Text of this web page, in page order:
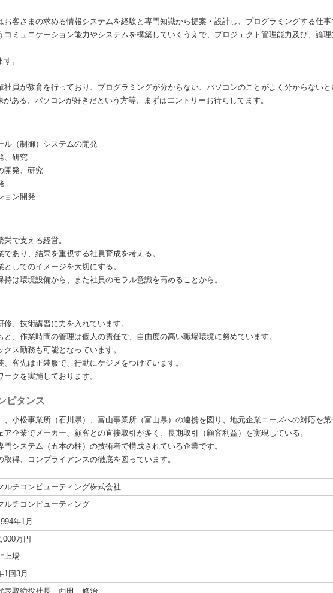
お客さまの求める情報システムを経験と専門知識から提案・設計し、プログラミングする仕
コミュニケーション能力やシステムを構築していくうえで、プロジェクト管理能力及び、論理
す。
社員が教育を行っており、プログラミングが分からない、パソコンのことがよく分からないと
ある、パソコンが好きだという方等、まずはエントリーお待ちしてます。
ル（制御）システムの開発
、研究
開発、研究
ョン開発
で支える経営。
であり、結果を重視する社員育成を考える。
としてのイメージを大切にする。
持は環境設備から、また社員のモラル意識を高めることから。
修、技術講習に力を入れています。
と、作業時間の管理は個人の責任で、自由度の高い職場環境に努めています。
クス勤務も可能となっています。
、客先は正装服で、行動にケジメをつけています。
クを実施しております。
ピタンス
、小松事業所（石川県）、富山事業所（富山県）の連携を図り、地元企業ニーズへの対応を第
ア企業でメーカー、顧客との直接取引が多く、長期取引（顧客利益）を実現している。
門システム（五本の柱）の技術者で構成されている企業です。
取得、コンプライアンスの徹底を図っています。
ルチコンピューティング株式会社
ルチコンピューティング
年1月
万円
上場
1回3月
表取締役社長 西田 修治